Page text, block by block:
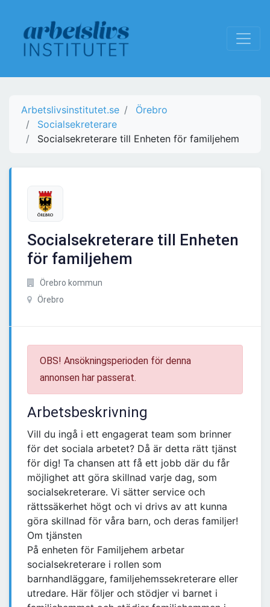
Arbetslivsinstitutet.se
Örebro
Socialsekreterare
Socialsekreterare till Enheten för familjehem
Socialsekreterare till Enheten
för familjehem
Örebro kommun
Örebro
OBS! Ansökningsperioden för denna
annonsen har passerat.
Arbetsbeskrivning
Vill du ingå i ett engagerat team som brinner
för det sociala arbetet? Då är detta rätt tjänst
för dig! Ta chansen att få ett jobb där du får
möjlighet att göra skillnad varje dag, som
socialsekreterare. Vi sätter service och
rättssäkerhet högt och vi drivs av att kunna
göra skillnad för våra barn, och deras familjer!
Om tjänsten
På enheten för Familjehem arbetar
socialsekreterare i rollen som
barnhandläggare, familjehemssekreterare eller
utredare. Här följer och stödjer vi barnet i